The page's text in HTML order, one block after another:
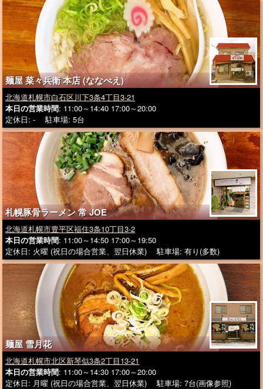
麺屋 菜々兵衛 本店 (ななべえ)
北海道札幌市白石区川下3条4丁目3-21
本日の営業時間: 11:00～14:40 17:00～20:00
定休日: - 駐車場: 5台
札幌豚骨ラーメン 常 JOE
北海道札幌市豊平区福住3条10丁目3-2
本日の営業時間: 11:00～14:50 17:00～19:50
定休日: 火曜 (祝日の場合営業、翌日休業) 駐車場: 有り(多数)
麺屋 雪月花
北海道札幌市北区新琴似3条2丁目13-21
本日の営業時間: 11:00～14:30 17:00～20:00
定休日: 月曜 (祝日の場合営業、翌日休業) 駐車場: 7台(画像参照)